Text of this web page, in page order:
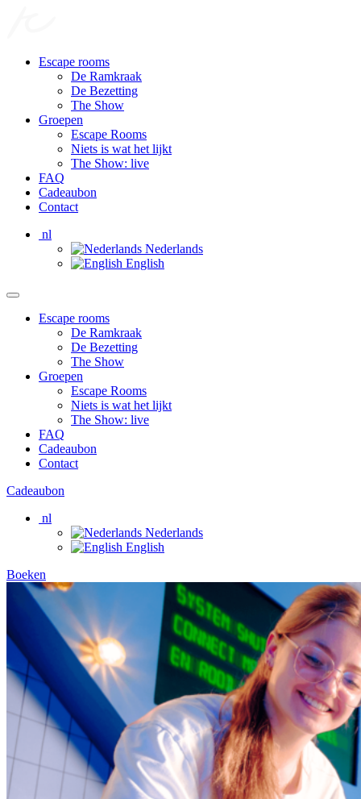
Escape rooms
De Ramkraak
De Bezetting
The Show
Groepen
Escape Rooms
Niets is wat het lijkt
The Show: live
FAQ
Cadeaubon
Contact
nl
Nederlands
English
Escape rooms
De Ramkraak
De Bezetting
The Show
Groepen
Escape Rooms
Niets is wat het lijkt
The Show: live
FAQ
Cadeaubon
Contact
Cadeaubon
nl
Nederlands
English
Boeken